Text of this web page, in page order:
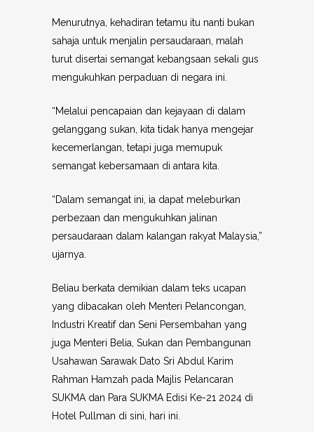
Menurutnya, kehadiran tetamu itu nanti bukan
sahaja untuk menjalin persaudaraan, malah
turut disertai semangat kebangsaan sekali gus
mengukuhkan perpaduan di negara ini.
“Melalui pencapaian dan kejayaan di dalam
gelanggang sukan, kita tidak hanya mengejar
kecemerlangan, tetapi juga memupuk
semangat kebersamaan di antara kita.
“Dalam semangat ini, ia dapat meleburkan
perbezaan dan mengukuhkan jalinan
persaudaraan dalam kalangan rakyat Malaysia,”
ujarnya.
Beliau berkata demikian dalam teks ucapan
yang dibacakan oleh Menteri Pelancongan,
Industri Kreatif dan Seni Persembahan yang
juga Menteri Belia, Sukan dan Pembangunan
Usahawan Sarawak Dato Sri Abdul Karim
Rahman Hamzah pada Majlis Pelancaran
SUKMA dan Para SUKMA Edisi Ke-21 2024 di
Hotel Pullman di sini, hari ini.